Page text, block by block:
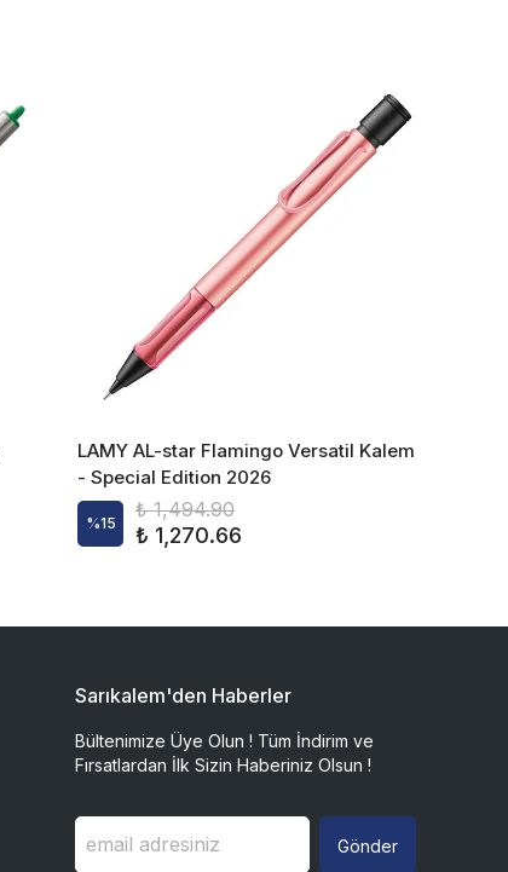
LAMY AL-star Flamingo Versatil Kalem
- Special Edition 2026
%15
₺ 1,494.90
₺ 1,270.66
Sarıkalem'den Haberler
Bültenimize Üye Olun ! Tüm İndirim ve
Fırsatlardan İlk Sizin Haberiniz Olsun !
Gönder